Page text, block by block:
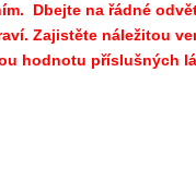
Dbejte na řádné
Zajistěte náležitou
hodnotu příslušných